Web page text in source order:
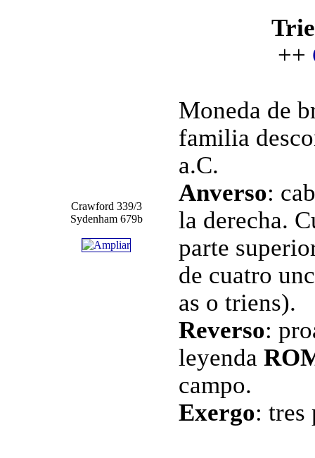
Crawford 339/3
Sydenham 679b
++
Moneda de
familia
a.C.
Anverso:
la derecha.
parte
de cuatro
as o triens).
Reverso:
leyenda
campo.
Exergo: tres